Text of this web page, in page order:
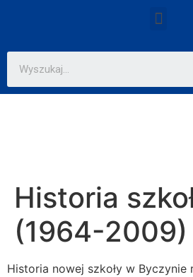
Historia
(1964-2009)
Historia nowej szkoły w